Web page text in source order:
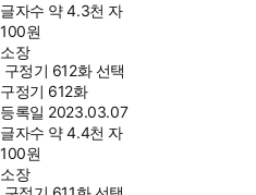
글자수 약 4.3천 자
100원
소장
구정기 612화 선택
구정기 612화
등록일 2023.03.07
글자수 약 4.4천 자
100원
소장